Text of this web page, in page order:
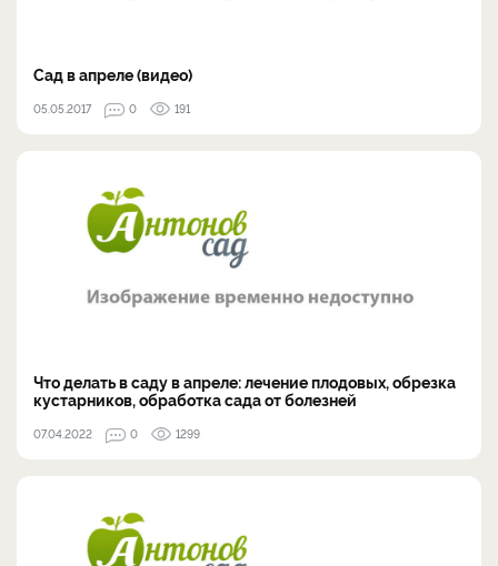
Сад в апреле (видео)
05.05.2017 0 191
Что делать в саду в апреле: лечение плодовых, обрезка
кустарников, обработка сада от болезней
07.04.2022 0 1299